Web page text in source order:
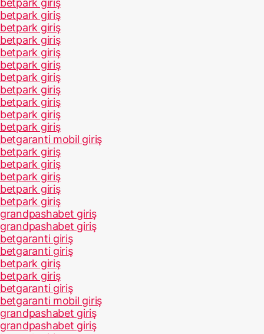
betpark giriş
betpark giriş
betpark giriş
betpark giriş
betpark giriş
betpark giriş
betpark giriş
betpark giriş
betpark giriş
betpark giriş
betpark giriş
betgaranti mobil giriş
betpark giriş
betpark giriş
betpark giriş
betpark giriş
betpark giriş
grandpashabet giriş
grandpashabet giriş
betgaranti giriş
betgaranti giriş
betpark giriş
betpark giriş
betgaranti giriş
betgaranti mobil giriş
grandpashabet giriş
grandpashabet giriş